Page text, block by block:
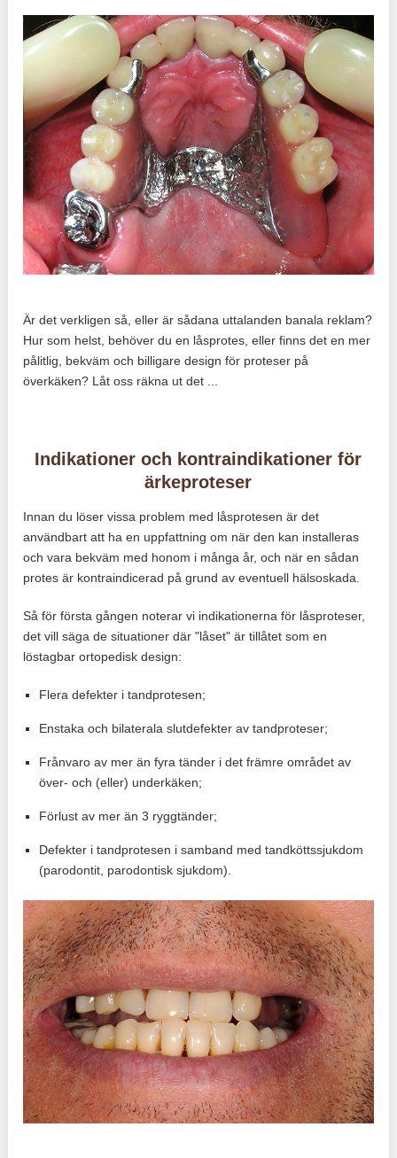
Är det verkligen så, eller är sådana uttalanden banala reklam?
Hur som helst, behöver du en låsprotes, eller finns det en mer
pålitlig, bekväm och billigare design för proteser på
överkäken? Låt oss räkna ut det ...
Indikationer och kontraindikationer för
ärkeproteser
Innan du löser vissa problem med låsprotesen är det
användbart att ha en uppfattning om när den kan installeras
och vara bekväm med honom i många år, och när en sådan
protes är kontraindicerad på grund av eventuell hälsoskada.
Så för första gången noterar vi indikationerna för låsproteser,
det vill säga de situationer där "låset" är tillåtet som en
löstagbar ortopedisk design:
Flera defekter i tandprotesen;
Enstaka och bilaterala slutdefekter av tandproteser;
Frånvaro av mer än fyra tänder i det främre området av
över- och (eller) underkäken;
Förlust av mer än 3 ryggtänder;
Defekter i tandprotesen i samband med tandköttssjukdom
(parodontit, parodontisk sjukdom).